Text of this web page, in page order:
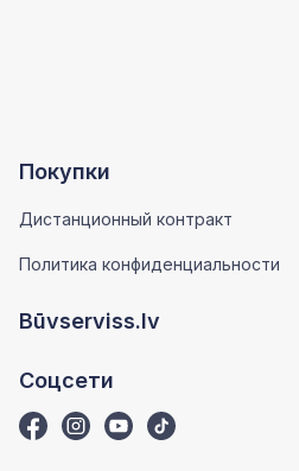
Покупки
Дистанционный контракт
Политика конфиденциальности
Būvserviss.lv
Соцсети